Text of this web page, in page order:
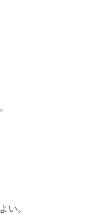
い。